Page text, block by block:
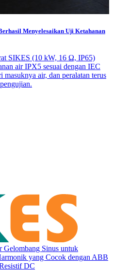
Menyelesaikan Uji Ketahanan
SIKES (10 kW, 16 Ω, IP65)
air IPX5 sesuai dengan IEC
masuknya air, dan peralatan terus
Gelombang Sinus untuk
yang Cocok dengan ABB
DC